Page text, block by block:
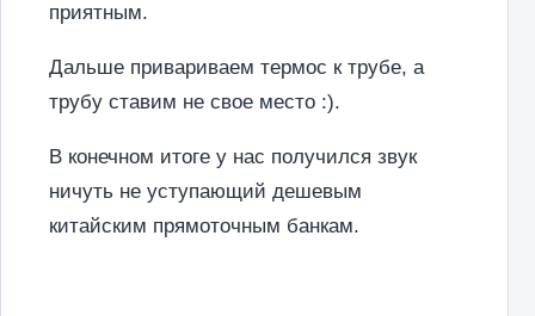
приятным.
Дальше привариваем термос к трубе, а
трубу ставим не свое место :).
В конечном итоге у нас получился звук
ничуть не уступающий дешевым
китайским прямоточным банкам.